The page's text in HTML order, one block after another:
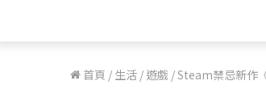
首頁 / 生活 / 遊戲 /Steam禁忌新作